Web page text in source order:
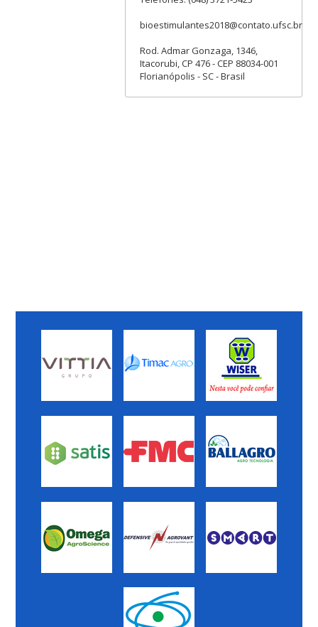
bioestimulantes2018@contato.ufsc.br
Rod. Admar Gonzaga, 1346,
Itacorubi, CP 476 - CEP 88034-001
Florianópolis - SC - Brasil